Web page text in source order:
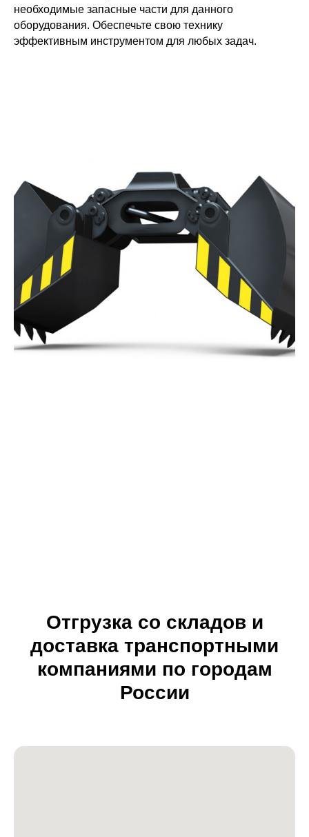
необходимые запасные части для данного
оборудования. Обеспечьте свою технику
эффективным инструментом для любых задач.
Отгрузка со складов и
доставка транспортными
компаниями по городам
России